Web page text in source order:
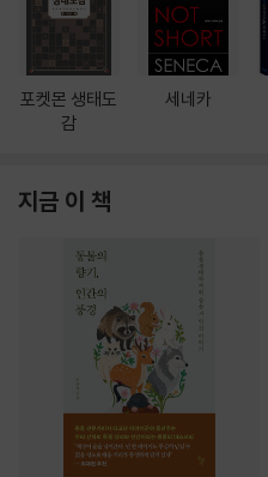
포켓몬 생태도
감
세네카
지금 이 책